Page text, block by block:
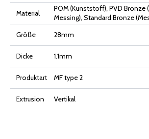
Material
POM (Kunststoff), PVD
Messing), Standard Bronze
Größe
28mm
Dicke 1.1mm
Produktart MF type 2
Extrusion Vertikal